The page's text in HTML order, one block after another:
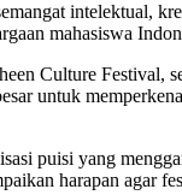
intelektual,
mahasiswa
Culture Festival,
untuk
puisi yang
harapan agar